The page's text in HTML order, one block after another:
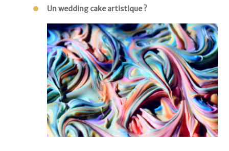
Un wedding cake artistique ?